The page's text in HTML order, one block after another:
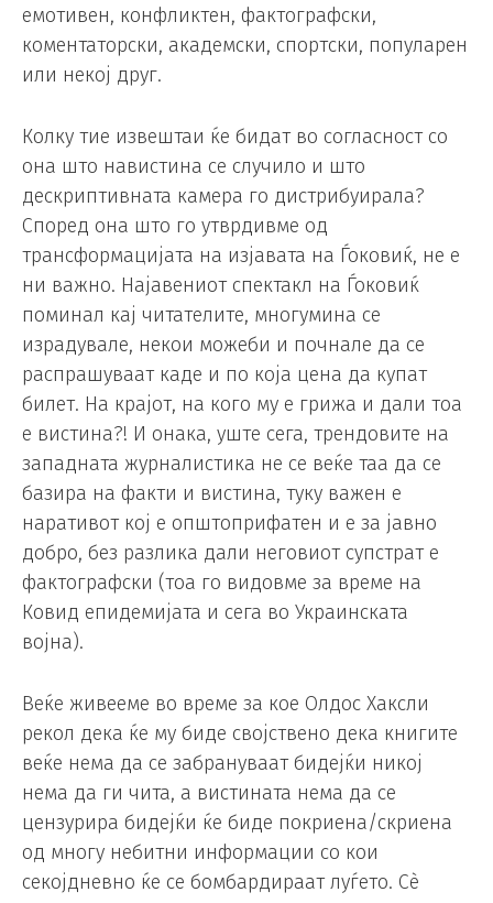
емотивен, конфликтен, фактографски,
коментаторски, академски, спортски, популарен
или некој друг.
Колку тие извештаи ќе бидат во согласност со
она што навистина се случило и што
дескриптивната камера го дистрибуирала?
Според она што го утврдивме од
трансформацијата на изјавата на Ѓоковиќ, не е
ни важно. Најавениот спектакл на Ѓоковиќ
поминал кај читателите, многумина се
израдувале, некои можеби и почнале да се
распрашуваат каде и по која цена да купат
билет. На крајот, на кого му е грижа и дали тоа
е вистина?! И онака, уште сега, трендовите на
западната журналистика не се веќе таа да се
базира на факти и вистина, туку важен е
наративот кој е општоприфатен и е за јавно
добро, без разлика дали неговиот супстрат е
фактографски (тоа го видовме за време на
Ковид епидемијата и сега во Украинската
војна).
Веќе живееме во време за кое Олдос Хаксли
рекол дека ќе му биде својствено дека книгите
веќе нема да се забрануваат бидејќи никој
нема да ги чита, а вистината нема да се
цензурира бидејќи ќе биде покриена/скриена
од многу небитни информации со кои
секојдневно ќе се бомбардираат луѓето. Сè